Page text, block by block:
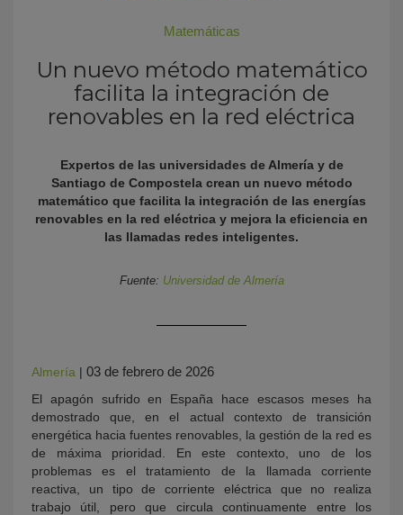
Matemáticas
Un nuevo método matemático
facilita la integración de
renovables en la red eléctrica
Expertos de las universidades de Almería y de
Santiago de Compostela crean un nuevo método
matemático que facilita la integración de las energías
renovables en la red eléctrica y mejora la eficiencia en
las llamadas redes inteligentes.
Fuente: Universidad de Almería
Almería | 03 de febrero de 2026
El apagón sufrido en España hace escasos meses ha
demostrado que, en el actual contexto de transición
energética hacia fuentes renovables, la gestión de la red es
de máxima prioridad. En este contexto, uno de los
problemas es el tratamiento de la llamada corriente
reactiva, un tipo de corriente eléctrica que no realiza
trabajo útil, pero que circula continuamente entre los